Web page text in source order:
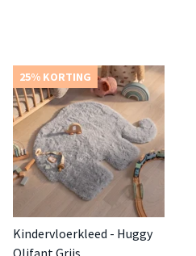
25% KORTING
Kindervloerkleed - Huggy
Olifant Grijs